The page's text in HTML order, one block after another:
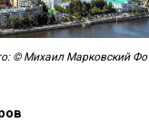
© Михаил Марковский